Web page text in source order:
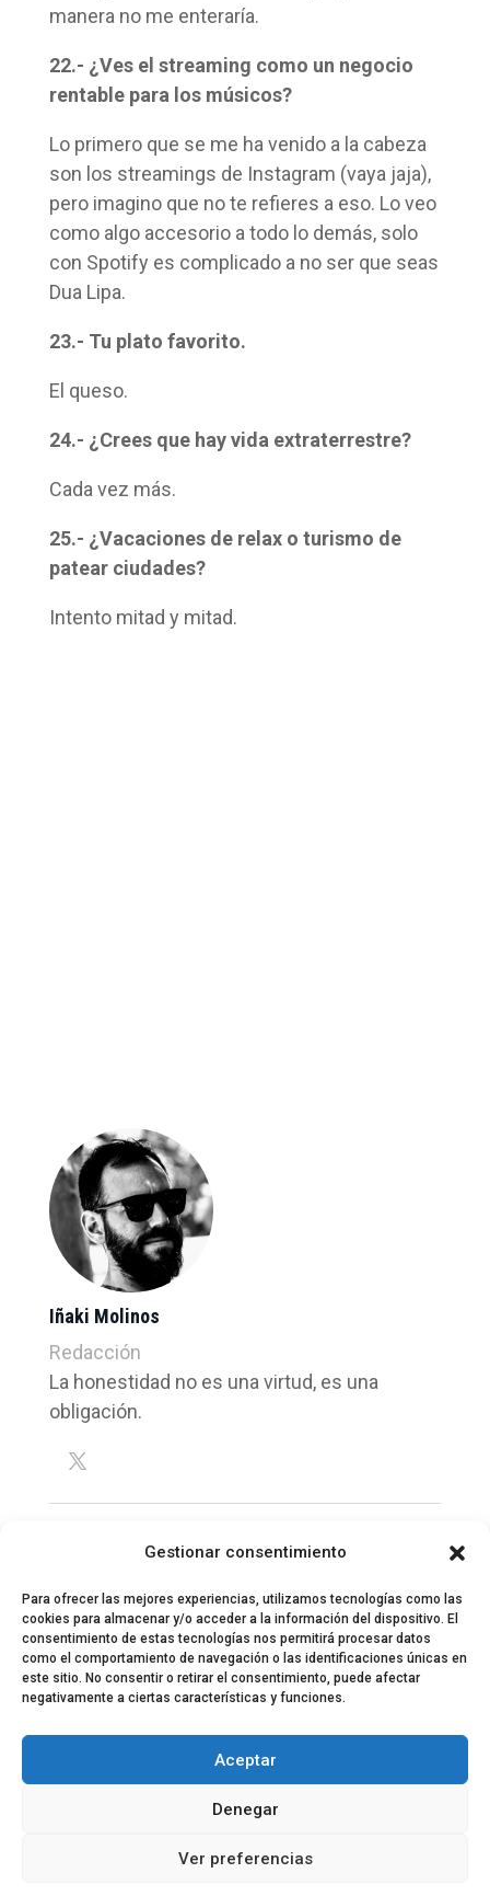
Gestionar consentimiento
Para ofrecer las mejores experiencias, utilizamos tecnologías como las
cookies para almacenar y/o acceder a la información del dispositivo. El
consentimiento de estas tecnologías nos permitirá procesar datos
como el comportamiento de navegación o las identificaciones únicas en
este sitio. No consentir o retirar el consentimiento, puede afectar
negativamente a ciertas características y funciones.
Aceptar
Denegar
Ver preferencias
manera no me enteraría.
22.- ¿Ves el streaming como un negocio
rentable para los músicos?
Lo primero que se me ha venido a la cabeza
son los streamings de Instagram (vaya jaja),
pero imagino que no te refieres a eso. Lo veo
como algo accesorio a todo lo demás, solo
con Spotify es complicado a no ser que seas
Dua Lipa.
23.- Tu plato favorito.
El queso.
24.- ¿Crees que hay vida extraterrestre?
Cada vez más.
25.- ¿Vacaciones de relax o turismo de
patear ciudades?
Intento mitad y mitad.
Iñaki Molinos
Redacción
La honestidad no es una virtud, es una
obligación.
Equipo EPDLT Contacto